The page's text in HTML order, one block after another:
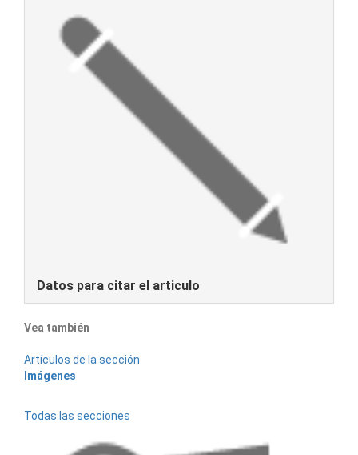
Datos para citar el articulo
Vea también
Artículos de la sección
Imágenes
Todas las secciones